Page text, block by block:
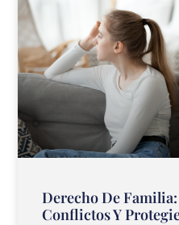
Derecho De
Conflictos Y